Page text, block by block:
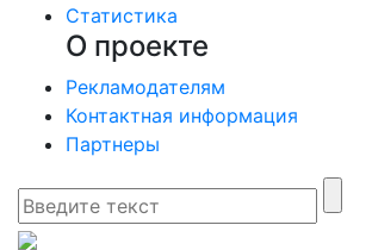
Статистика
О проекте
Рекламодателям
Контактная информация
Партнеры